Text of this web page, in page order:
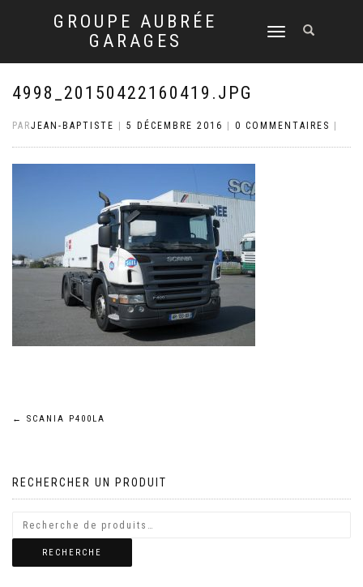
GROUPE AUBRÉE
GARAGES
DÉPLIER
NAVIGATION
4998_20150422160419.JPG
PARJEAN-BAPTISTE 5 DÉCEMBRE 2016 0 COMMENTAIRES
Navigation
l’article
← SCANIA P400LA
RECHERCHER UN PRODUIT
RECHERCHE